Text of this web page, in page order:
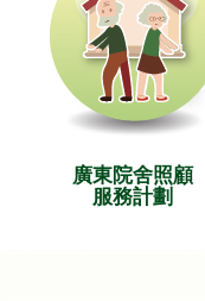
廣東院舍照顧
服務計劃